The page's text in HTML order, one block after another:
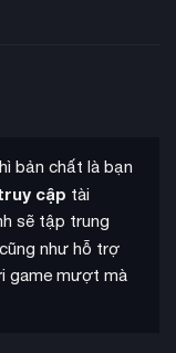
bản chất là bạn
cập tài
sẽ tập trung
như hỗ trợ
game mượt mà